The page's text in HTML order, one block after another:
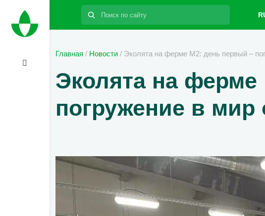
Поиск:
Главная / Новости / Эколята на ферме М2: день первый –
Эколята на
погружение в мир